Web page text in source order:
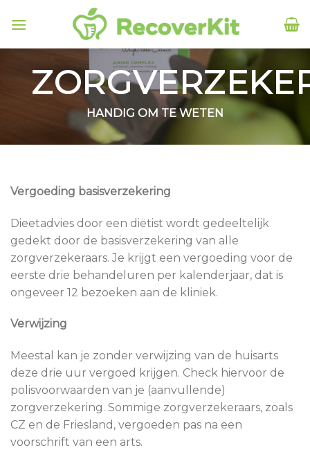
HANDIG OM TE WETEN
Vergoeding basisverzekering
Dieetadvies door een diëtist wordt gedeeltelijk
gedekt door de basisverzekering van alle
zorgverzekeraars. Je krijgt een vergoeding voor de
eerste drie behandeluren per kalenderjaar, dat is
ongeveer 12 bezoeken aan de kliniek.
Verwijzing
Meestal kan je zonder verwijzing van de huisarts
deze drie uur vergoed krijgen. Check hiervoor de
polisvoorwaarden van je (aanvullende)
zorgverzekering. Sommige zorgverzekeraars, zoals
CZ en de Friesland, vergoeden pas na een
voorschrift van een arts.